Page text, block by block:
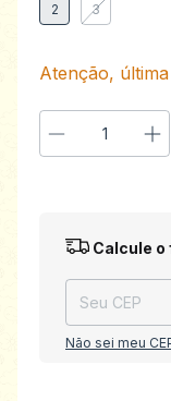
2 3
Atenção,
Entregas para o
Calcule o
Não sei meu